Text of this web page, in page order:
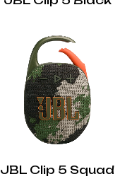
JBL Clip 5 Squad